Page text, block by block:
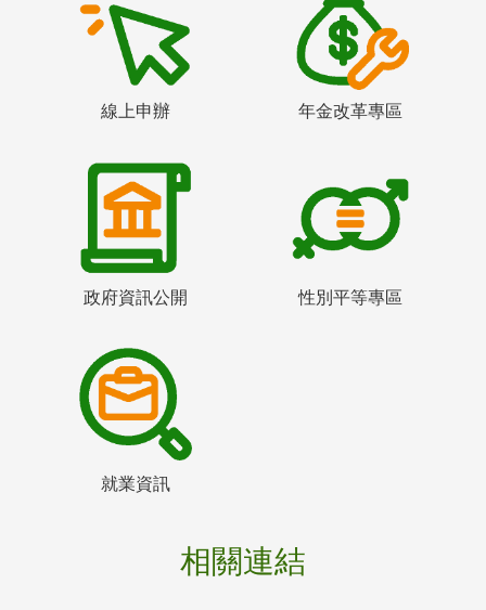
線上申辦 年金改革專區
政府資訊公開 性別平等專區
就業資訊
相關連結